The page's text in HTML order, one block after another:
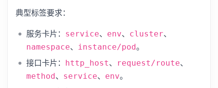
典型标签要求：
服务卡片：
service、 env、 cluster、
namespace、 instance/pod。
接口卡片：
http_host、 request/route、
method、 service、 env。